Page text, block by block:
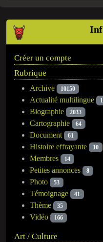
Créer un compte
Rubrique
Archive 10150
Actualité multilingue
Biographie 2033
Cartographie 64
Document 61
Histoire effrayante 10
Membres 14
Petites annonces 8
Photo 53
Témoignage 41
Thème 35
Vidéo 166
Art / Culture